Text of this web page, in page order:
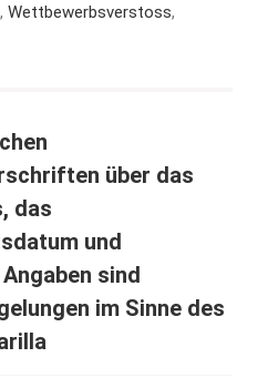
, Wettbewerbsverstoss,
über das
das
und
sind
im Sinne des